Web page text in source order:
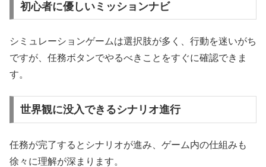
初心者に優しいミッションナビ
シミュレーションゲームは選択肢が多く、行動を迷いがち
ですが、任務ボタンでやるべきことをすぐに確認できま
す。
世界観に没入できるシナリオ進行
任務が完了するとシナリオが進み、ゲーム内の仕組みも
徐々に理解が深まります。